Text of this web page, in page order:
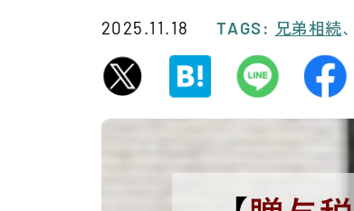
2025.11.18 TAGS: 兄弟相続